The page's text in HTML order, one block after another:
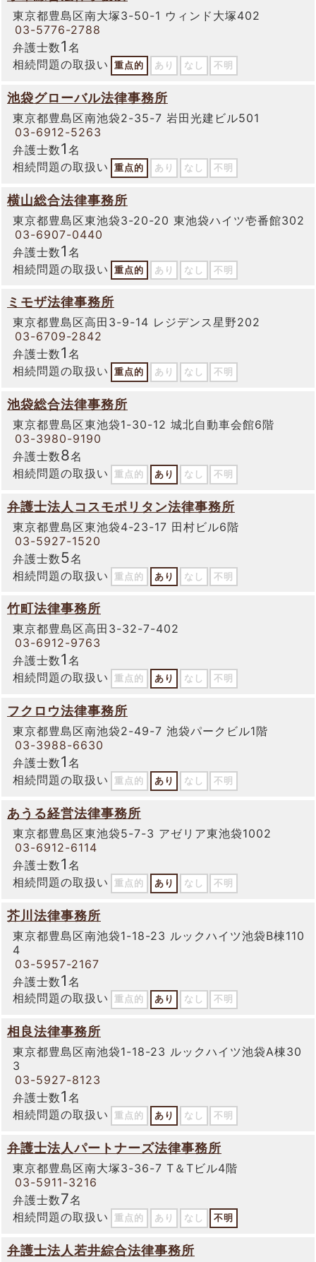
東京都豊島区南大塚3-50-1 ウィンド大塚402
03-5776-2788
弁護士数1 名
相続問題の取扱い
重点的 あり なし 不明
池袋グローバル法律事務所
東京都豊島区南池袋2-35-7 岩田光建ビル501
03-6912-5263
弁護士数1 名
相続問題の取扱い
重点的 あり なし 不明
横山総合法律事務所
東京都豊島区東池袋3-20-20 東池袋ハイツ壱番館302
03-6907-0440
弁護士数1 名
相続問題の取扱い
重点的 あり なし 不明
ミモザ法律事務所
東京都豊島区高田3-9-14 レジデンス星野202
03-6709-2842
弁護士数1 名
相続問題の取扱い
重点的 あり なし 不明
池袋総合法律事務所
東京都豊島区東池袋1-30-12 城北自動車会館6階
03-3980-9190
弁護士数8名
相続問題の取扱い
重点的 あり なし 不明
弁護士法人コスモポリタン法律事務所
東京都豊島区東池袋4-23-17 田村ビル6階
03-5927-1520
弁護士数5名
相続問題の取扱い
重点的 あり なし 不明
竹町法律事務所
東京都豊島区高田3-32-7-402
03-6912-9763
弁護士数1 名
相続問題の取扱い
重点的 あり なし 不明
フクロウ法律事務所
東京都豊島区南池袋2-49-7 池袋パークビル1階
03-3988-6630
弁護士数1 名
相続問題の取扱い
重点的 あり なし 不明
あうる経営法律事務所
東京都豊島区東池袋5-7-3 アゼリア東池袋1002
03-6912-6114
弁護士数1 名
相続問題の取扱い
重点的 あり なし 不明
芥川法律事務所
東京都豊島区南池袋1-18-23 ルックハイツ池袋B棟110
4
03-5957-2167
弁護士数1 名
相続問題の取扱い
重点的 あり なし 不明
相良法律事務所
東京都豊島区南池袋1-18-23 ルックハイツ池袋A棟30
3
03-5927-8123
弁護士数1 名
相続問題の取扱い
重点的 あり なし 不明
弁護士法人パートナーズ法律事務所
東京都豊島区南大塚3-36-7 T＆Tビル4階
03-5911-3216
弁護士数7名
相続問題の取扱い
重点的 あり なし 不明
弁護士法人若井綜合法律事務所